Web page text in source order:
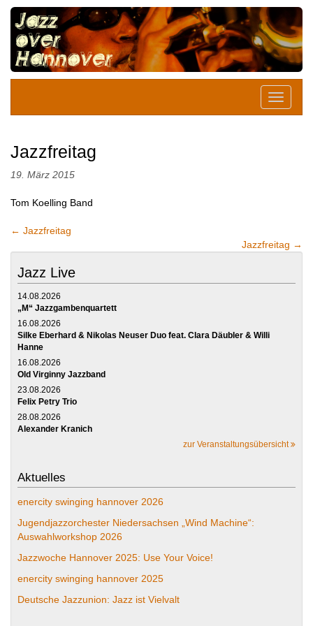
Jazzfreitag
19. März 2015
Tom Koelling Band
← Jazzfreitag
Jazzfreitag →
Jazz Live
14.08.2026
„M“ Jazzgambenquartett
16.08.2026
Silke Eberhard & Nikolas Neuser Duo feat. Clara Däubler & Willi
Hanne
16.08.2026
Old Virginny Jazzband
23.08.2026
Felix Petry Trio
28.08.2026
Alexander Kranich
zur Veranstaltungsübersicht
Aktuelles
enercity swinging hannover 2026
Jugendjazzorchester Niedersachsen „Wind Machine“:
Auswahlworkshop 2026
Jazzwoche Hannover 2025: Use Your Voice!
enercity swinging hannover 2025
Deutsche Jazzunion: Jazz ist Vielvalt